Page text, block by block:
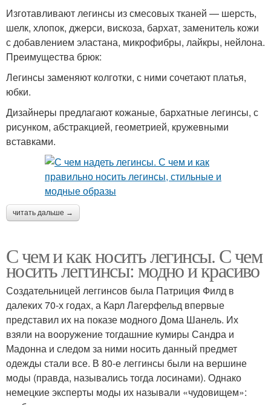
Изготавливают легинсы из смесовых тканей — шерсть,
шелк, хлопок, джерси, вискоза, бархат, заменитель кожи
с добавлением эластана, микрофибры, лайкры, нейлона.
Преимущества брюк:
Легинсы заменяют колготки, с ними сочетают платья,
юбки.
Дизайнеры предлагают кожаные, бархатные легинсы, с
рисунком, абстракцией, геометрией, кружевными
вставками.
читать дальше →
С чем и как носить легинсы. С чем
носить леггинсы: модно и красиво
Создательницей леггинсов была Патриция Филд в
далеких 70-х годах, а Карл Лагерфельд впервые
представил их на показе модного Дома Шанель. Их
взяли на вооружение тогдашние кумиры Сандра и
Мадонна и следом за ними носить данный предмет
одежды стали все. В 80-е леггинсы были на вершине
моды (правда, назывались тогда лосинами). Однако
немецкие эксперты моды их называли «чудовищем»: